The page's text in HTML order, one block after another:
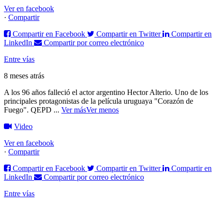
Ver en facebook
· Compartir
Compartir en Facebook
Compartir en Twitter
Compartir en
LinkedIn
Compartir por correo electrónico
Entre vías
8 meses atrás
A los 96 años falleció el actor argentino Hector Alterio. Uno de los
principales protagonistas de la película uruguaya "Corazón de
Fuego". QEPD ... Ver másVer menos
Video
Ver en facebook
· Compartir
Compartir en Facebook
Compartir en Twitter
Compartir en
LinkedIn
Compartir por correo electrónico
Entre vías